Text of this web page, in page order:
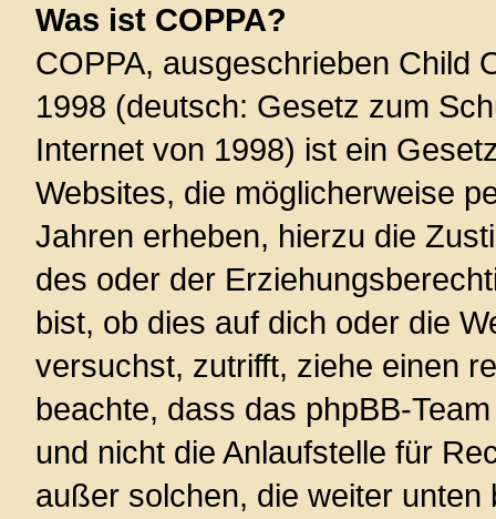
Was ist COPPA?
COPPA, ausgeschrieben Child
1998 (deutsch: Gesetz zum
Internet von 1998) ist ein
Websites, die möglicherweise
Jahren erheben, hierzu die
des oder der
bist, ob dies auf dich oder die
versuchst, zutrifft, ziehe einen
beachte, dass das phpBB-
und nicht die Anlaufstelle für
außer solchen, die weiter unten